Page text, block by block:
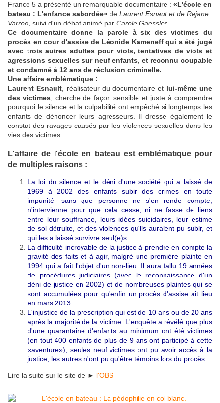
France 5 a présenté un remarquable documentaire : «L'école en
bateau : L'enfance sabordée» de Laurent Esnaut et de Rejane
Varrod , suivi d'un débat animé par Carole Gaessler
Ce documentaire donne la parole à six des victimes du
procès en cour d'assise de Léonide Kameneff qui a été jugé
avec trois autres adultes pour viols, tentatives de viols et
agressions sexuelles sur neuf enfants, et reconnu coupable
et condamné à 12 ans de réclusion criminelle.
Une affaire emblématique :
Laurent Esnault , réalisateur du documentaire et lui-même une
des victimes , cherche de façon sensible et juste à comprendre
pourquoi le silence et la culpabilité ont empêché si longtemps les
enfants de dénoncer leurs agresseurs. Il dresse également le
constat des ravages causés par les violences sexuelles dans les
vies des victimes.
L'affaire de l'école en bateau est emblématique pour
de multiples raisons :
La loi du silence et le déni d'une société qui a laissé de
1969 à 2002 des enfants subir des crimes en toute
impunité, sans que personne ne s'en rende compte,
n'intervienne pour que cela cesse, ni ne fasse de liens
entre leur souffrance, leurs idées suicidaires, leur estime
de soi détruite, et des violences qu'ils auraient pu subir, et
qui les a laissé survivre seul(e)s.
La difficulté incroyable de la justice à prendre en compte la
gravité des faits et à agir, malgré une première plainte en
1994 qui a fait l'objet d'un non-lieu. Il aura fallu 19 années
de procédures judiciaires (avec le reconnaissance d'un
déni de justice en 2002) et de nombreuses plaintes qui se
sont accumulées pour qu'enfin un procès d'assise ait lieu
en mars 2013.
L'injustice de la prescription qui est de 10 ans ou de 20 ans
après la majorité de la victime. L'enquête a révélé que plus
d'une quarantaine d'enfants au minimum ont été victimes
(en tout 400 enfants de plus de 9 ans ont participé à cette
«aventure»), seules neuf victimes ont pu avoir accès à la
justice, les autres n'ont pu qu'être témoins lors du procès.
Lire la suite sur le site de ► l'OBS